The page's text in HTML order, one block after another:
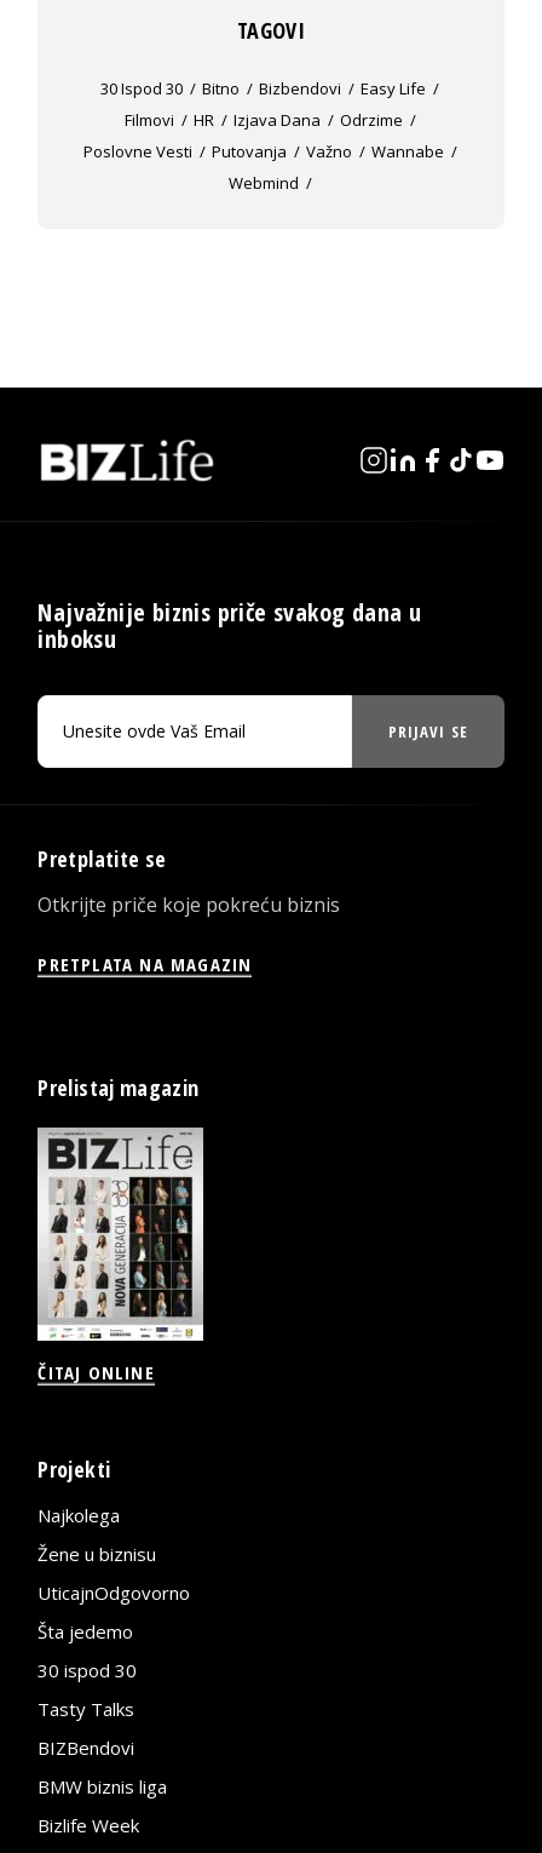
TAGOVI
30 Ispod 30 Bitno Bizbendovi
Easy Life
Filmovi
HR Izjava Dana
Odrzime
Poslovne Vesti
Putovanja Važno
Wannabe
Webmind
Najvažnije biznis priče svakog dana u
inboksu
PRIJAVI SE
Pretplatite se
Otkrijte priče koje pokreću biznis
PRETPLATA NA MAGAZIN
Prelistaj magazin
ČITAJ ONLINE
Projekti
Najkolega
Žene u biznisu
UticajnOdgovorno
Šta jedemo
30 ispod 30
Tasty Talks
BIZBendovi
BMW biznis liga
Bizlife Week